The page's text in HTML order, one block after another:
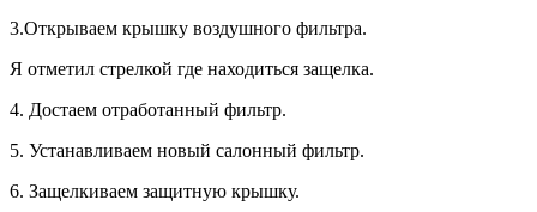
3.Открываем крышку воздушного фильтра.
Я отметил стрелкой где находиться защелка.
4. Достаем отработанный фильтр.
5. Устанавливаем новый салонный фильтр.
6. Защелкиваем защитную крышку.